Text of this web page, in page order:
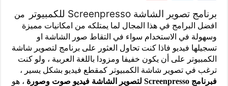
برنامج تصوير الشاشة Screenpresso للكمبيوتر
من
افضل البرامج في هذا المجال لما يمتلكه من امكانيات مميزة
وسهولة في الاستخدام سواء في التقاط صور الشاشة او
تسجيلها فيديو فاذا كنت تحاول العثور على برنامج لتصوير شاشة
الكمبيوتر على أن يكون خفيفا ومزودا باللغة العربية ، ولو كنت
ترغب في تصوير شاشة الكمبيوتر كمقطع فيديو بشكل يسير ،
فبرنامج Screenpresso لتصوير الشاشة فيديو صوت وصورة
، هو